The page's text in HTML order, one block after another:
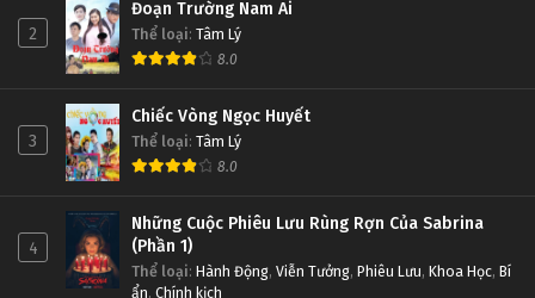
2
Đoạn Trường Nam Ai
Thể loại: Tâm Lý
8.0
3
Chiếc Vòng Ngọc Huyết
Thể loại: Tâm Lý
8.0
4
Những Cuộc Phiêu Lưu Rùng Rợn Của Sabrina
(Phần 1)
Thể loại: Hành Động, Viễn Tưởng, Phiêu Lưu, Khoa Học, Bí
ẩn, Chính kịch